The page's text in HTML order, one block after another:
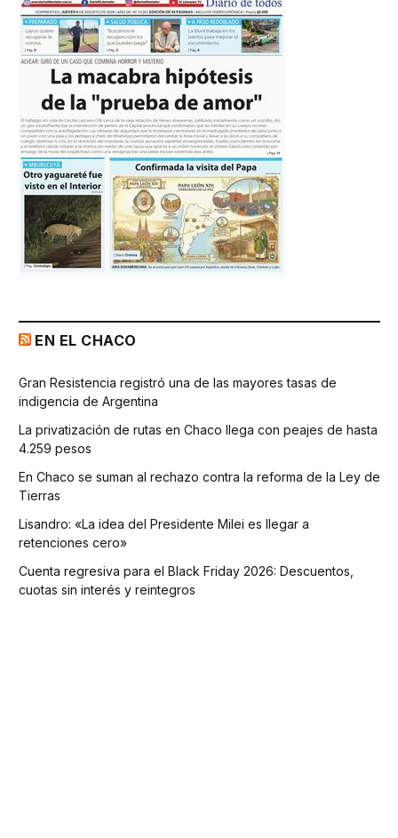
EN EL CHACO
Gran Resistencia registró una de las mayores tasas de
indigencia de Argentina
La privatización de rutas en Chaco llega con peajes de hasta
4.259 pesos
En Chaco se suman al rechazo contra la reforma de la Ley de
Tierras
Lisandro: «La idea del Presidente Milei es llegar a
retenciones cero»
Cuenta regresiva para el Black Friday 2026: Descuentos,
cuotas sin interés y reintegros